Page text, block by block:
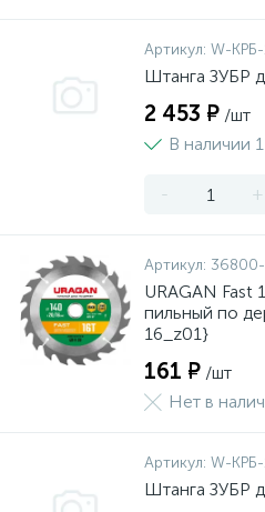
Артикул: W-КРБ-
Штанга ЗУБР
2 453 ₽ /шт
В наличии 1
- +
Артикул:
URAGAN Fast
пильный по
16_z01}
161 ₽ /шт
Нет в
Артикул: W-КРБ-
Штанга ЗУБР